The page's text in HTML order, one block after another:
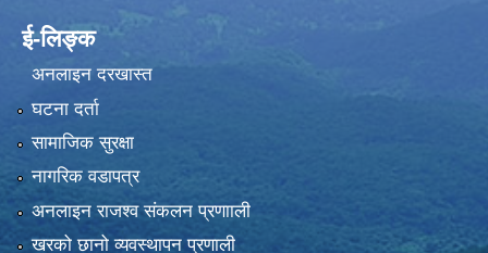
ई-लिङ्क
अनलाइन दरखास्त
घटना दर्ता
सामाजिक सुरक्षा
नागरिक वडापत्र
अनलाइन राजश्व संकलन प्रणााली
खरको छानो व्यवस्थापन प्रणाली